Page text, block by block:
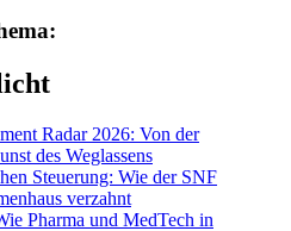
Radar 2026: Von der
des Weglassens
Steuerung: Wie der SNF
verzahnt
Pharma und MedTech in